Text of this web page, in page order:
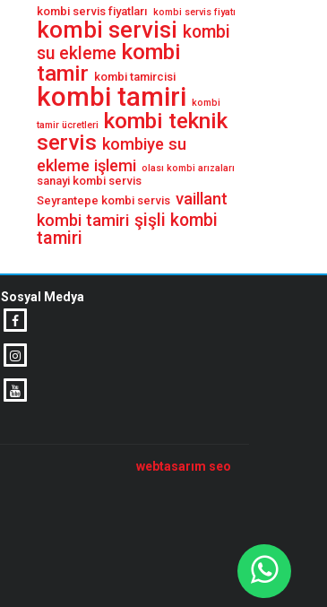
kombi servis fiyatları kombi servis fiyatı
kombi servisi kombi
su ekleme kombi
tamir kombi tamircisi
kombi tamiri kombi
tamir ücretleri
kombi teknik
servis kombiye su
ekleme işlemi olası kombi arızaları
sanayi kombi servis
Seyrantepe kombi servis vaillant
kombi tamiri şişli kombi
tamiri
Sosyal Medya
webtasarım seo